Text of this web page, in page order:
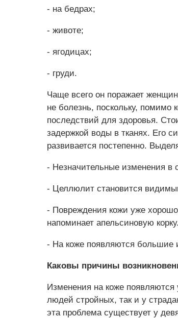
- на бедрах;
- животе;
- ягодицах;
- груди.
Чаще всего он поражает
не болезнь, поскольку, помимо
последствий для здоровья.
задержкой воды в тканях. Его
развивается постепенно.
- Незначительные изменения в
- Целлюлит становится
- Повреждения кожи уже
напоминает апельсиновую корку.
- На коже появляются большие
Каковы причины
Изменения на коже
людей стройных, так и у
эта проблема существует у